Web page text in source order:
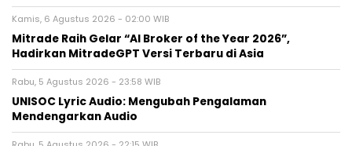
Kamis, 6 Agustus 2026 - 02:00 WIB
Mitrade Raih Gelar “AI Broker of the Year 2026”,
Hadirkan MitradeGPT Versi Terbaru di Asia
Rabu, 5 Agustus 2026 - 23:58 WIB
UNISOC Lyric Audio: Mengubah Pengalaman
Mendengarkan Audio